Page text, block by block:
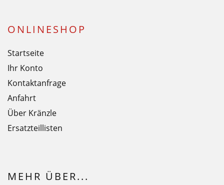
ONLINESHOP
Startseite
Ihr Konto
Kontaktanfrage
Anfahrt
Über Kränzle
Ersatzteillisten
MEHR ÜBER...